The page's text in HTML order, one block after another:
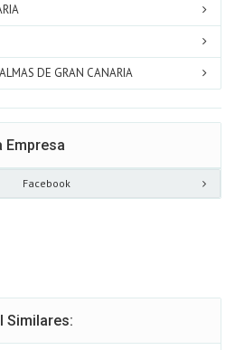
DE GRAN CANARIA
Empresa
Facebook
Similares: